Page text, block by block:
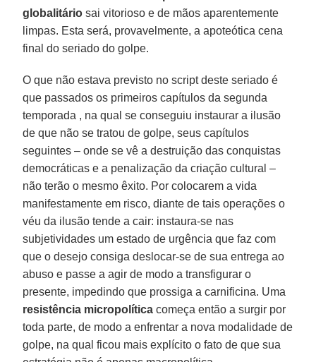
globalitário sai vitorioso e de mãos aparentemente
limpas. Esta será, provavelmente, a apoteótica cena
final do seriado do golpe.
O que não estava previsto no script deste seriado é
que passados os primeiros capítulos da segunda
temporada , na qual se conseguiu instaurar a ilusão
de que não se tratou de golpe, seus capítulos
seguintes – onde se vê a destruição das conquistas
democráticas e a penalização da criação cultural –
não terão o mesmo êxito. Por colocarem a vida
manifestamente em risco, diante de tais operações o
véu da ilusão tende a cair: instaura-se nas
subjetividades um estado de urgência que faz com
que o desejo consiga deslocar-se de sua entrega ao
abuso e passe a agir de modo a transfigurar o
presente, impedindo que prossiga a carnificina. Uma
resistência micropolítica começa então a surgir por
toda parte, de modo a enfrentar a nova modalidade de
golpe, na qual ficou mais explícito o fato de que sua